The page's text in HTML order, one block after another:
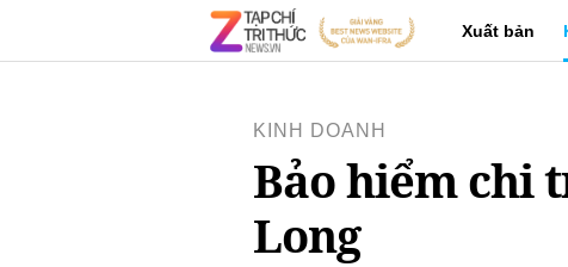
Xuất bản
KINH DOANH
Bảo hiểm chi
Long